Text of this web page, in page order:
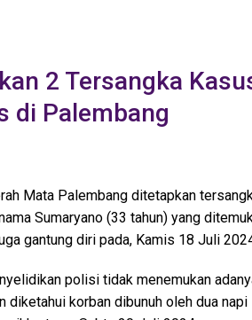
2 Tersangka
di Palembang
Mata Palembang ditetapkan
Sumaryano (33 tahun) yang
gantung diri pada, Kamis 18 Juli
polisi tidak menemukan
diketahui korban dibunuh oleh dua